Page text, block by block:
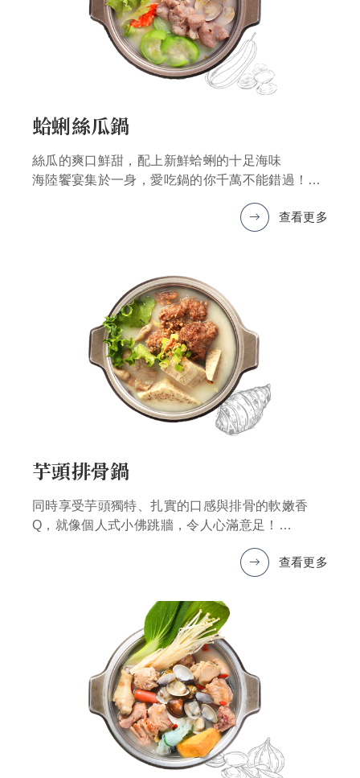
蛤蜊絲瓜鍋
絲瓜的爽口鮮甜，配上新鮮蛤蜊的十足海味
海陸饗宴集於一身，愛吃鍋的你千萬不能錯過！
查看更多
芋頭排骨鍋
同時享受芋頭獨特、扎實的口感與排骨的軟嫩香
Q，就像個人式小佛跳牆，令人心滿意足！
查看更多